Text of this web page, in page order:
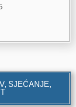
SJEĆANJE,